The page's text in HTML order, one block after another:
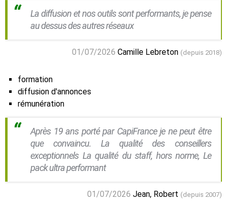
La diffusion et nos outils sont performants, je pense
au dessus des autres réseaux
01/07/2026 Camille Lebreton (depuis 2018)
formation
diffusion d'annonces
rémunération
Après 19 ans porté par CapiFrance je ne peut être
que convaincu. La qualité des conseillers
exceptionnels La qualité du staff, hors norme, Le
pack ultra performant
01/07/2026 Jean, Robert (depuis 2007)